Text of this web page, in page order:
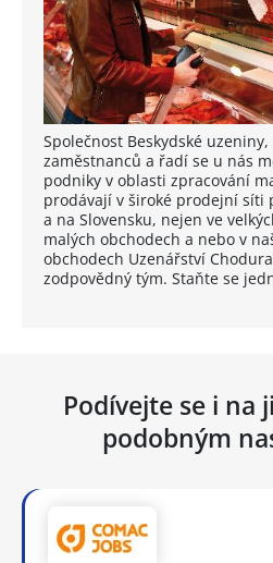
Společnost Beskydské
zaměstnanců a řadí se u nás
podniky v oblasti zpracování
prodávají v široké prodejní síti
a na Slovensku, nejen ve
malých obchodech a nebo v
obchodech Uzenářství
zodpovědný tým. Staňte se
Podívejte se i na
podobným